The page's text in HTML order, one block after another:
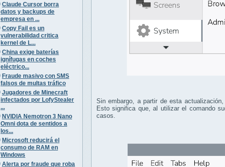
Claude Cursor borra
datos y backups de
empresa en ...
Copy Fail es un
vulnerabilidad critica
kernel de L...
China exige baterías
ignífugas en coches
eléctrico...
Fraude masivo con SMS
falsos de multas tráfico
Jugadores de Minecraft
infectados por LofyStealer
...
NVIDIA Nemotron 3 Nano
Omni dota de sentidos a
los...
Microsoft reducirá el
consumo de RAM en
Windows
Alerta por fraude que roba
Sin embargo, a partir de esta actualización,
Esto significa que, al utilizar el comando
casos.